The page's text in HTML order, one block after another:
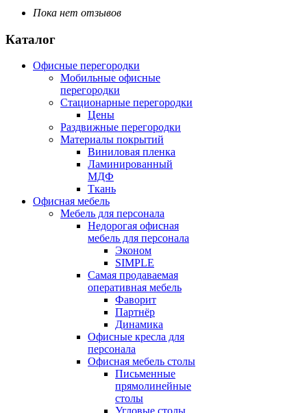
Пока нет отзывов
Каталог
Офисные перегородки
Мобильные офисные
перегородки
Стационарные перегородки
Цены
Раздвижные перегородки
Материалы покрытий
Виниловая пленка
Ламинированный
МДФ
Ткань
Офисная мебель
Мебель для персонала
Недорогая офисная
мебель для персонала
Эконом
SIMPLE
Самая продаваемая
оперативная мебель
Фаворит
Партнёр
Динамика
Офисные кресла для
персонала
Офисная мебель столы
Письменные
прямолинейные
столы